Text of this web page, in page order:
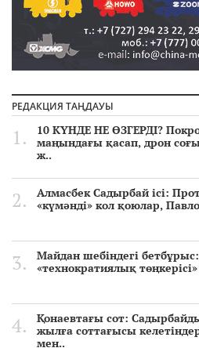
РЕДАКЦИЯ ТАҢДАУЫ
10 КҮНДЕ НЕ ӨЗГЕРДІ?
маңындағы қасап, дрон
ж..
Алмасбек Садырбай ісі:
«күмәнді» кол қоюлар,
Майдан шебіндегі
«технократиялық
Қонаевтағы сот:
жылға соттағысы
мен..